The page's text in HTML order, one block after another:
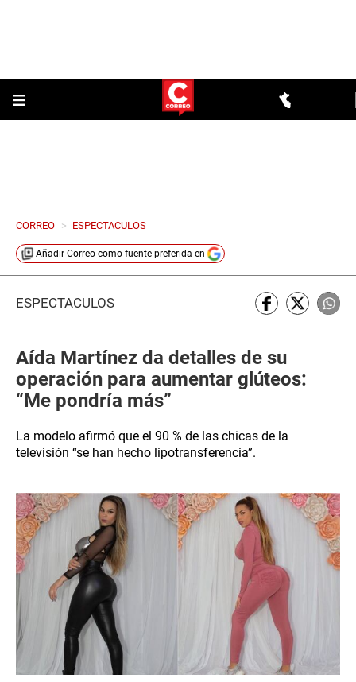
CORREO > ESPECTACULOS
Añadir Correo como fuente preferida en
ESPECTÁCULOS
Aída Martínez da detalles de su
operación para aumentar glúteos:
“Me pondría más”
La modelo afirmó que el 90 % de las chicas de la
televisión “se han hecho lipotransferencia”.